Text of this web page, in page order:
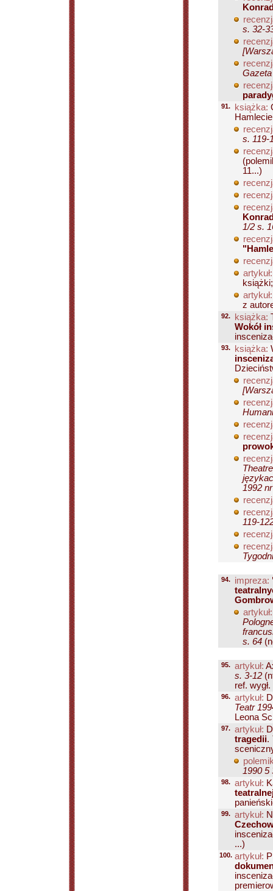
s. 32-
91. książka:
s. 119-
11...)
1/2 s.
artykuł:
artykuł:
z
92. książka:
Wokół
93. książka:
1992
119-
94. impreza:
artykuł:
s. 64
95. artykuł:
s. 3-12
ref.
96. artykuł:
Teatr
Leona
97. artykuł:
tragedii.
1990 5
98. artykuł:
99. artykuł:
...)
100. artykuł: